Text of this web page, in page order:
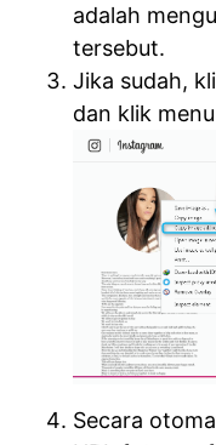
adalah
tersebut.
Jika sudah,
dan klik menu
Secara